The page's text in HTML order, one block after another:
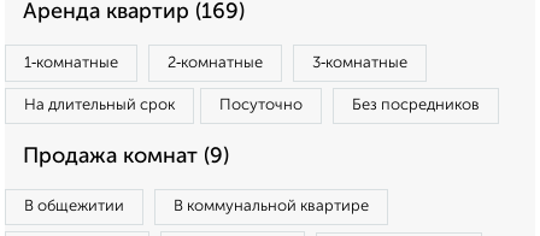
Аренда квартир (169)
1‑комнатные 2‑комнатные 3‑комнатные
На длительный срок Посуточно Без посредников
Продажа комнат (9)
В общежитии В коммунальной квартире